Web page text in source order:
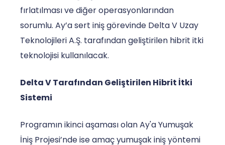
fırlatılması ve diğer operasyonlarından
sorumlu. Ay’a sert iniş görevinde Delta V Uzay
Teknolojileri A.Ş. tarafından geliştirilen hibrit itki
teknolojisi kullanılacak.
Delta V Tarafından Geliştirilen Hibrit İtki
Sistemi
Programın ikinci aşaması olan Ay'a Yumuşak
İniş Projesi’nde ise amaç yumuşak iniş yöntemi